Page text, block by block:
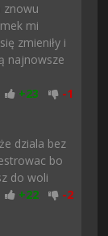
znowu
mi
zmieniły i
najnowsze
+23 -1
dziala bez
bo
do woli
+22 -2